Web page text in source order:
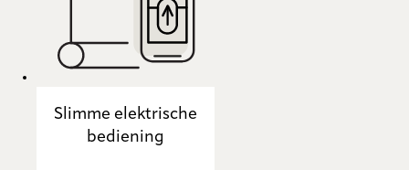
Slimme elektrische
bediening